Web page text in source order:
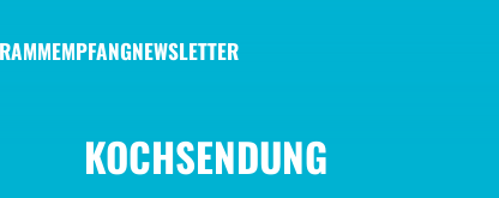
EMPFANGNEWSLETTER
KOCHSENDUNG